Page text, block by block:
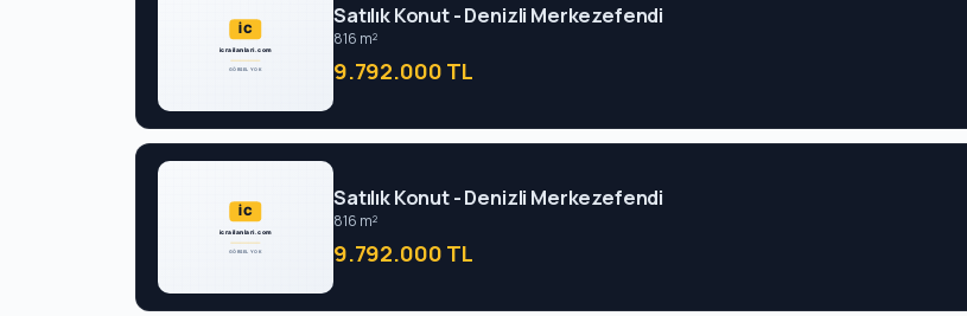
Satılık Konut - Denizli Merkezefendi
816 m²
9.792.000 TL
Satılık Konut - Denizli Merkezefendi
816 m²
9.792.000 TL